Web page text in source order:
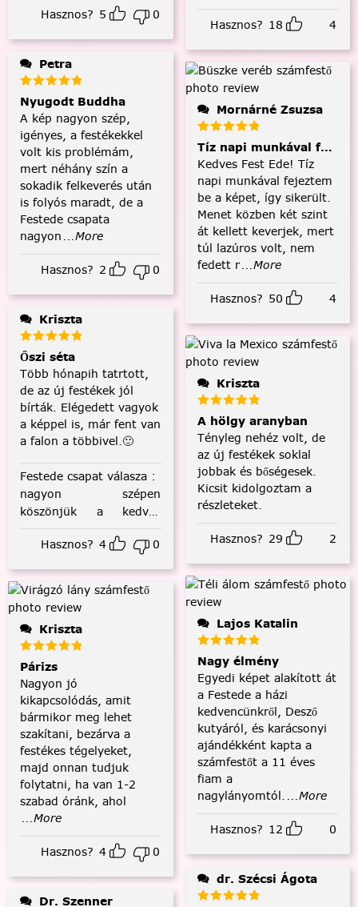
Hasznos? 5 0
Petra
Nyugodt Buddha
A kép nagyon szép,
igényes, a festékekkel
volt kis problémám,
mert néhány szín a
sokadik felkeverés után
is folyós maradt, de a
Festede csapata
nagyon ...More
Hasznos? 2 0
Kriszta
Őszi séta
Több hónapih tatrtott,
de az új festékek jól
bírták. Elégedett vagyok
a képpel is, már fent van
a falon a többivel.🙂
Festede csapat válasza :
nagyon szépen
köszönjük a kedves
visszajelzést! :)
Hasznos? 4 0
Kriszta
Párizs
Nagyon jó
kikapcsolódás, amit
bármikor meg lehet
szakítani, bezárva a
festékes tégelyeket,
majd onnan tudjuk
folytatni, ha van 1-2
szabad óránk, ahol
...More
Hasznos? 4 0
Hasznos? 18 4
Mornárné Zsuzsa
Tíz napi munkával
Kedves Fest Ede! Tíz
napi munkával fejeztem
be a képet, így sikerült.
Menet közben két szint
át kellett keverjek, mert
túl lazúros volt, nem
fedett r...More
Hasznos? 50 4
Kriszta
A hölgy aranyban
Tényleg nehéz volt, de
az új festékek soklal
jobbak és bőségesek.
Kicsit kidolgoztam a
részleteket.
Hasznos? 29 2
Lajos Katalin
Nagy élmény
Egyedi képet alakított át
a Festede a házi
kedvencünkről, Desző
kutyáról, és karácsonyi
ajándékként kapta a
számfestőt a 11 éves
fiam a
nagylányomtól. ...More
Hasznos? 12 0
dr. Szécsi Ágota